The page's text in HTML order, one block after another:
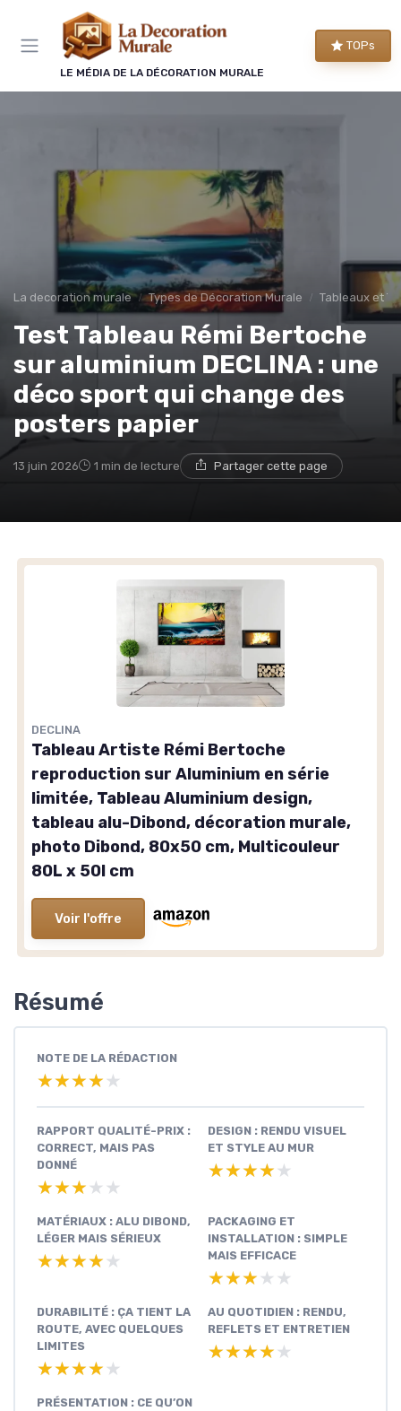
LE MÉDIA DE LA DÉCORATION MURALE
TOPs
La decoration murale Types de Décoration Murale Tableaux et
Test Tableau Rémi Bertoche
sur aluminium DECLINA : une
déco sport qui change des
posters papier
13 juin 2026 1 min de lecture Partager cette page
DECLINA
Tableau Artiste Rémi Bertoche
reproduction sur Aluminium en série
limitée, Tableau Aluminium design,
tableau alu-Dibond, décoration murale,
photo Dibond, 80x50 cm, Multicouleur
80L x 50l cm
Voir l'offre
Résumé
NOTE DE LA RÉDACTION
★★★★★
★★★★★
RAPPORT QUALITÉ-PRIX :
CORRECT, MAIS PAS
DONNÉ
★★★★★
★★★★★
DESIGN : RENDU VISUEL
ET STYLE AU MUR
★★★★★
★★★★★
MATÉRIAUX : ALU DIBOND,
LÉGER MAIS SÉRIEUX
★★★★★
★★★★★
PACKAGING ET
INSTALLATION : SIMPLE
MAIS EFFICACE
★★★★★
★★★★★
DURABILITÉ : ÇA TIENT LA
ROUTE, AVEC QUELQUES
LIMITES
★★★★★
★★★★★
AU QUOTIDIEN : RENDU,
REFLETS ET ENTRETIEN
★★★★★
★★★★★
PRÉSENTATION : CE QU’ON
Panneau de gestion des cookies